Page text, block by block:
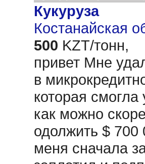
Кукуруза
Костанайская
500 KZT/тонн,
привет Мне
в
которая
как можно
одолжить $
меня сначала